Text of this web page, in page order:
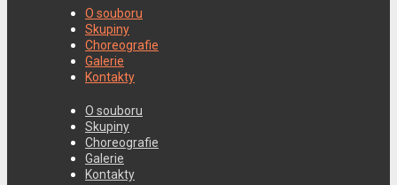
O souboru
Skupiny
Choreografie
Galerie
Kontakty
O souboru
Skupiny
Choreografie
Galerie
Kontakty